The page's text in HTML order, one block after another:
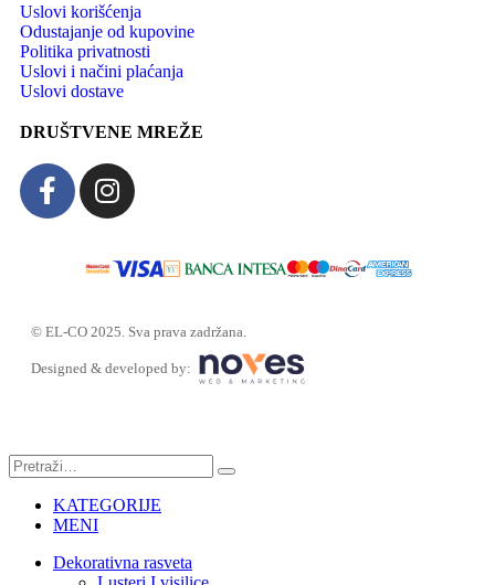
Uslovi korišćenja
Odustajanje od kupovine
Politika privatnosti
Uslovi i načini plaćanja
Uslovi dostave
DRUŠTVENE MREŽE
© EL-CO 2025. Sva prava zadržana.
Designed & developed by:
KATEGORIJE
MENI
Dekorativna rasveta